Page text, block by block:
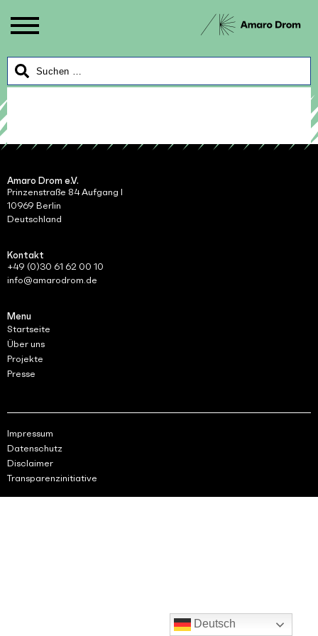
Amaro Drom e.V.
Prinzenstraße 84 Aufgang I
10969 Berlin
Deutschland
Kontakt
+49 (0)30 61 62 00 10
info@amarodrom.de
Menu
Startseite
Über uns
Projekte
Presse
Impressum
Datenschutz
Disclaimer
Transparenzinitiative
Deutsch